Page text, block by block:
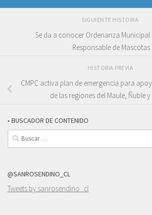
SIGUIENTE HISTORIA
Se da a conocer Ordenanza Municipal
Responsable de Mascotas
HISTORIA PREVIA
CMPC activa plan de emergencia para
de las regiones del Maule, Ñuble
• BUSCADOR DE CONTENIDO
Buscar:
@SANROSENDINO_CL
Tweets by sanrosendino_cl